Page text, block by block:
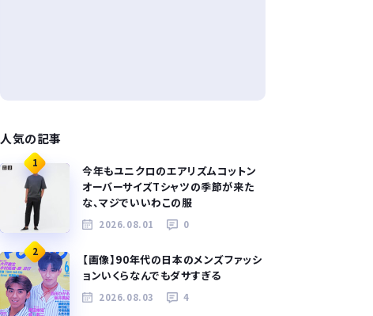
人気の記事
1
今年もユニクロのエアリズムコットン
オーバーサイズTシャツの季節が来た
な、マジでいいわこの服
2026.08.01 0
2
【画像】90年代の日本のメンズファッシ
ョンいくらなんでもダサすぎる
2026.08.03 4